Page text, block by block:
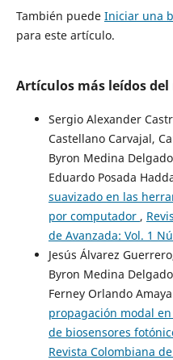
También puede Iniciar una
para este artículo.
Artículos más leídos
Sergio Alexander
Castellano Carvajal,
Byron Medina
Eduardo Posada
suavizado en las
por computador ,
de Avanzada: Vol. 1
Jesús Álvarez
Byron Medina
Ferney Orlando
propagación modal
de biosensores
Revista Colombiana